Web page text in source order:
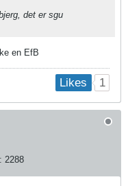
det er sgu
en EfB
Likes 1
2288